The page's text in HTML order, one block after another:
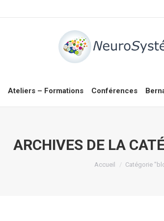
Ateliers – Formations Conférences
ARCHIVES DE LA
Vous êtes ici :
Accueil Catégorie